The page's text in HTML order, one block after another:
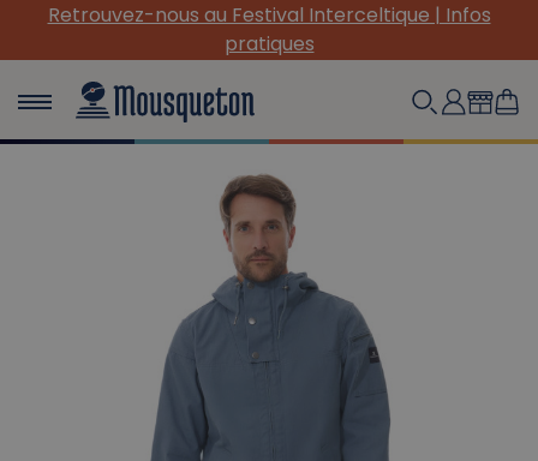
(Re) Découvrez nos INDISPENSABLES en toile !